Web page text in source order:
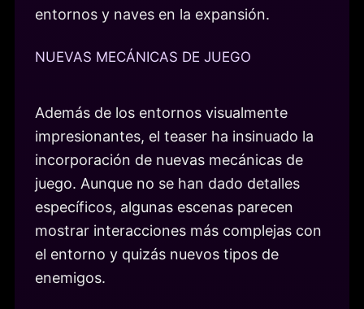
entornos y naves en la expansión.
NUEVAS MECÁNICAS DE JUEGO
Además de los entornos visualmente
impresionantes, el teaser ha insinuado la
incorporación de nuevas mecánicas de
juego. Aunque no se han dado detalles
específicos, algunas escenas parecen
mostrar interacciones más complejas con
el entorno y quizás nuevos tipos de
enemigos.